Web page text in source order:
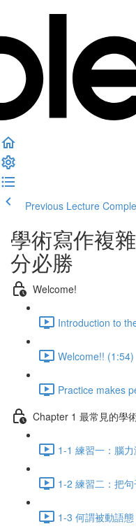
Previous Lecture
學術寫作複
分必勝
Welcome!
Introduction to
Welcome!! (1:54)
Practice makes
Chapter 1 最常見的學
1-1 練習一：腦
1-2 練習二：把
1-3 何謂被動語